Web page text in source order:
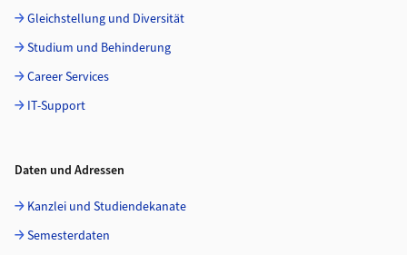
Gleichstellung und Diversität
Studium und Behinderung
Career Services
IT-Support
Daten und Adressen
Kanzlei und Studiendekanate
Semesterdaten